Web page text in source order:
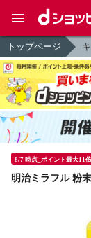
トップページ
8/7 時点_ポイント最大11倍
明治ミラフル 粉